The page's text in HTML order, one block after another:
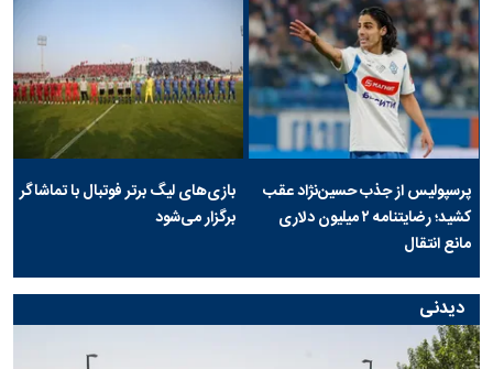
پرسپولیس از جذب حسین‌نژاد عقب
کشید؛ رضایتنامه ۲ میلیون دلاری
مانع انتقال
بازی‌های لیگ برتر فوتبال با تماشاگر
برگزار می‌شود
دیدنی